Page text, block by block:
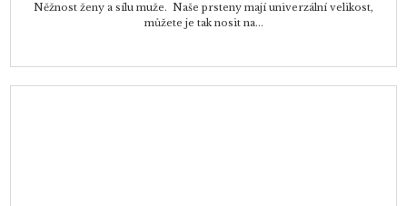
Něžnost ženy a sílu muže. Naše prsteny mají univerzální velikost,
můžete je tak nosit na...